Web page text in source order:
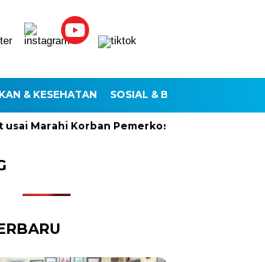
& KESEHATAN SOSIAL & BUDAYA
Marahi Korban Pemerkosaan